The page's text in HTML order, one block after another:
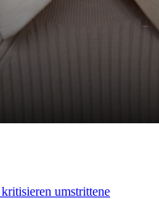
umstrittene